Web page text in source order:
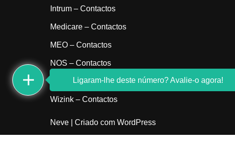
Intrum – Contactos
Medicare – Contactos
MEO – Contactos
NOS – Contactos
Sem indicativo
Wizink – Contactos
Neve | Criado com WordPress
Ligaram-lhe deste número? Avalie-o agora!